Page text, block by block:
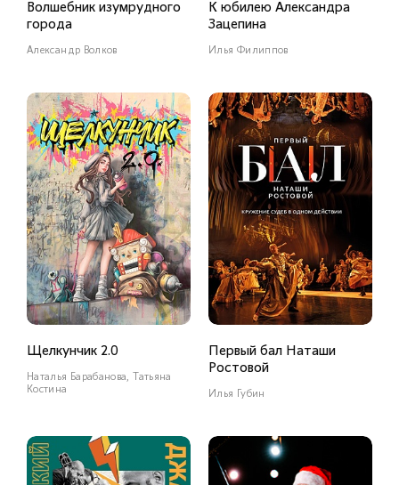
Волшебник изумрудного
города
Александр Волков
К юбилею Александра
Зацепина
Илья Филиппов
Щелкунчик 2.0
Наталья Барабанова, Татьяна
Костина
Первый бал Наташи
Ростовой
Илья Губин